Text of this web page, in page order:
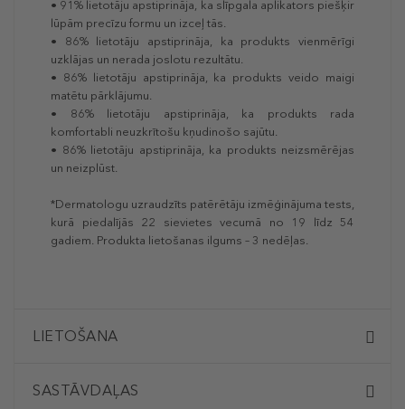
• 91% lietotāju apstiprināja, ka slīpgala aplikators piešķir
lūpām precīzu formu un izceļ tās.
• 86% lietotāju apstiprināja, ka produkts vienmērīgi
uzklājas un nerada joslotu rezultātu.
• 86% lietotāju apstiprināja, ka produkts veido maigi
matētu pārklājumu.
• 86% lietotāju apstiprināja, ka produkts rada
komfortabli neuzkrītošu kņudinošo sajūtu.
• 86% lietotāju apstiprināja, ka produkts neizsmērējas
un neizplūst.
*Dermatologu uzraudzīts patērētāju izmēģinājuma tests,
kurā piedalījās 22 sievietes vecumā no 19 līdz 54
gadiem. Produkta lietošanas ilgums – 3 nedēļas.
LIETOŠANA
SASTĀVDAĻAS